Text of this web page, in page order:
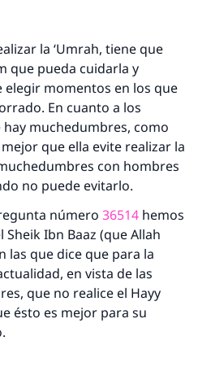
la ‘Umrah, tiene que
que pueda cuidarla y
elegir momentos en los que
En cuanto a los
muchedumbres, como
que ella evite realizar la
con hombres
no puede evitarlo.
número 36514 hemos
Ibn Baaz (que Allah
las que dice que para la
en vista de las
que no realice el Hayy
ésto es mejor para su